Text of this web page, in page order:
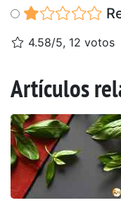
4.58/5, 12 votos
Artículos